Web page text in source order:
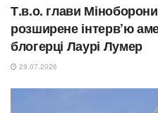
Т.в.о. глави
розширене інтерв’ю
блогерці Лаурі Лумер
29.07.2026